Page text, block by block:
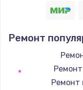
Замена
Ремонт
Ремонт